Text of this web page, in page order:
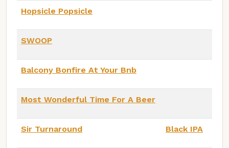
Hopsicle Popsicle
SWOOP
Balcony Bonfire At Your Bnb
Most Wonderful Time For A Beer
Sir Turnaround Black IPA